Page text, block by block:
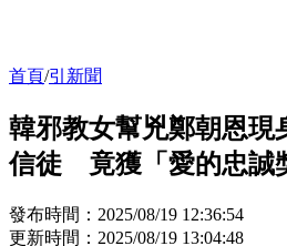
首頁/引新聞
韓邪教女幫兇鄭朝恩現
信徒 竟獲「愛的忠誠
發布時間：2025/08/19 12:36:54
更新時間：2025/08/19 13:04:48